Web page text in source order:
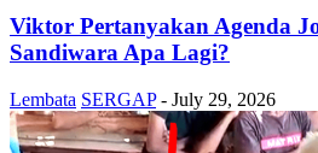
Viktor Pertanyakan Agenda
Sandiwara Apa Lagi?
Lembata SERGAP - July 29, 2026